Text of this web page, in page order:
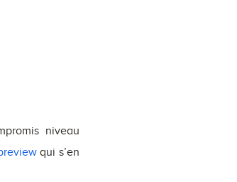
niveau
qui s’en